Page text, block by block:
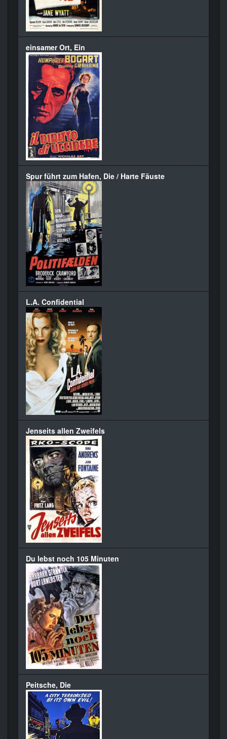
einsamer Ort, Ein
Spur führt zum Hafen, Die / Harte Fäuste
L.A. Confidential
Jenseits allen Zweifels
Du lebst noch 105 Minuten
Peitsche, Die